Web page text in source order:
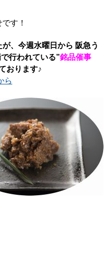
す！
、今週水曜日から 阪急う
行われている”銘品催事
おります♪
ら